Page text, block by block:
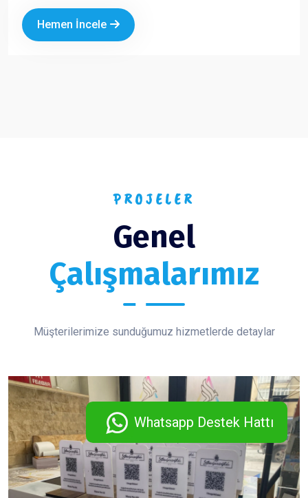
kullanılır. Canlı renkler ve yüksek çözünürlükte baskı
kalitesi ile markanızı uzaktan bile fark edilir hale getirir.
Hemen İncele
PROJELER
Genel
Çalışmalarımız
Müşterilerimize sunduğumuz hizmetlerde detaylar
Whatsapp Destek Hattı